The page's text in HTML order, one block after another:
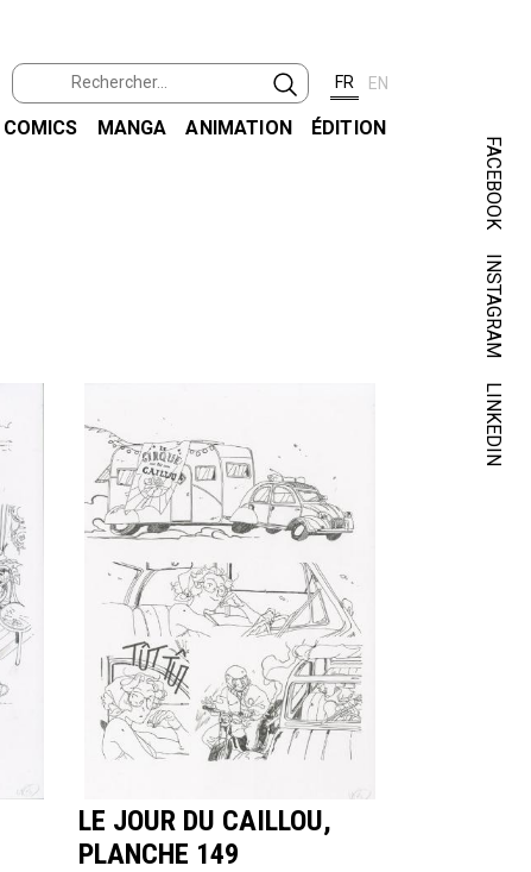
FR EN
COMICS MANGA ANIMATION ÉDITION
FACEBOOK
INSTAGRAM
LINKEDIN
LE JOUR DU CAILLOU,
PLANCHE 149